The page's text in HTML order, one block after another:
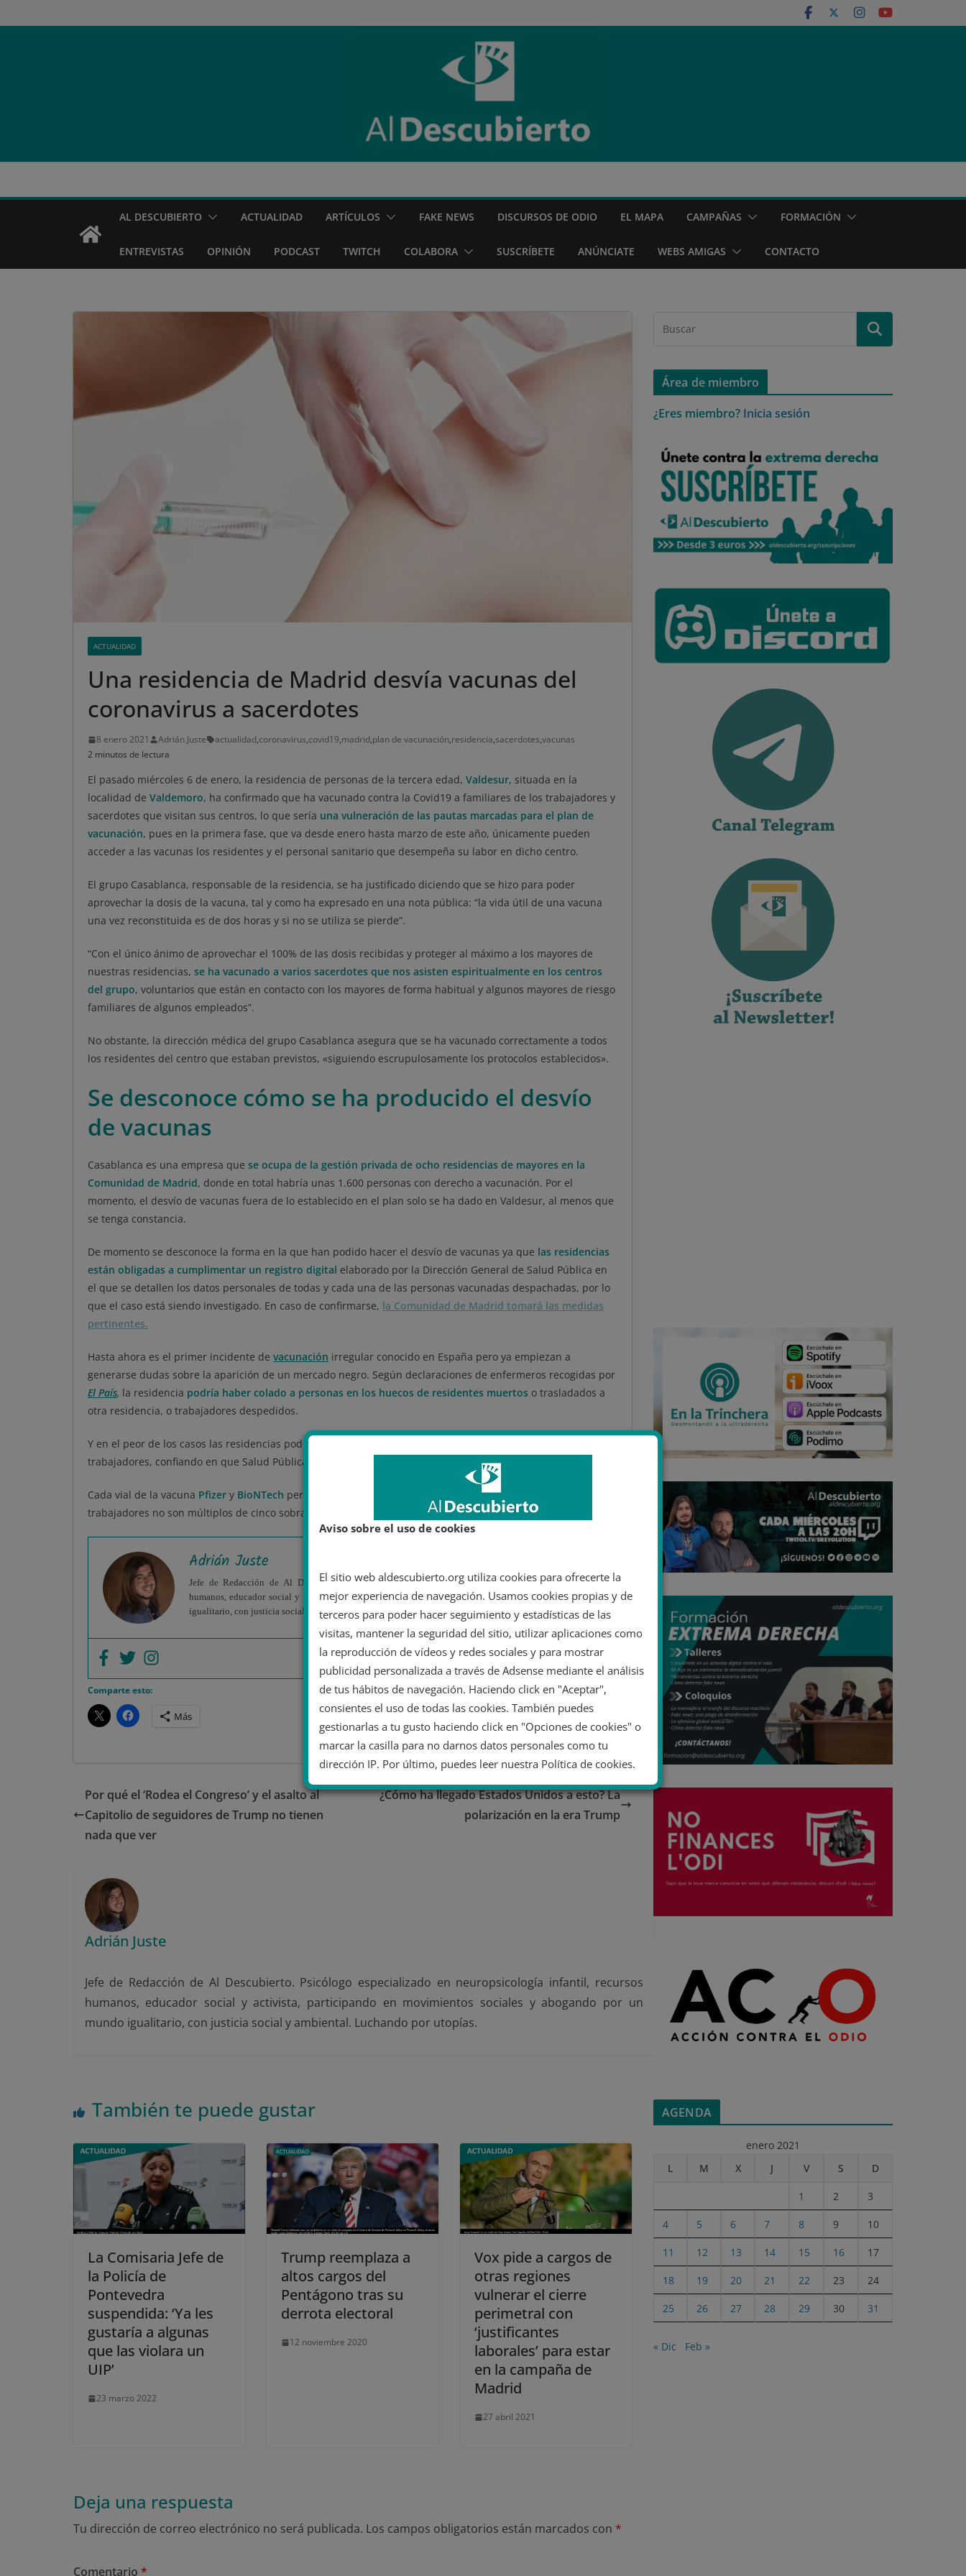
al
AL DESCUBIERTO ACTUALIDAD ARTÍCULOS FAKE NEWS DISCURSOS DE ODIO EL MAPA CAMPAÑAS FORMACIÓN
ENTREVISTAS OPINIÓN PODCAST TWITCH COLABORA SUSCRÍBETE ANÚNCIATE WEBS AMIGAS CONTACTO
ACTUALIDAD
Una residencia de Madrid desvía vacunas del
coronavirus a sacerdotes
8 enero 2021 Adrián Juste actualidad,coronavirus,covid19,madrid,plan de vacunación,residencia,sacerdotes,vacunas
2 minutos de lectura
El pasado miércoles 6 de enero, la residencia de personas de la tercera edad, Valdesur, situada en la
localidad de Valdemoro, ha confirmado que ha vacunado contra la Covid19 a familiares de los trabajadores y
sacerdotes que visitan sus centros, lo que sería una vulneración de las pautas marcadas para el plan de
vacunación, pues en la primera fase, que va desde enero hasta marzo de este año, únicamente pueden
acceder a las vacunas los residentes y el personal sanitario que desempeña su labor en dicho centro.
El grupo Casablanca, responsable de la residencia, se ha justificado diciendo que se hizo para poder
aprovechar la dosis de la vacuna, tal y como ha expresado en una nota pública: “la vida útil de una vacuna
una vez reconstituida es de dos horas y si no se utiliza se pierde”.
“Con el único ánimo de aprovechar el 100% de las dosis recibidas y proteger al máximo a los mayores de
nuestras residencias, se ha vacunado a varios sacerdotes que nos asisten espiritualmente en los centros
del grupo, voluntarios que están en contacto con los mayores de forma habitual y algunos mayores de riesgo
familiares de algunos empleados”.
No obstante, la dirección médica del grupo Casablanca asegura que se ha vacunado correctamente a todos
los residentes del centro que estaban previstos, «siguiendo escrupulosamente los protocolos establecidos».
Se desconoce cómo se ha producido el desvío
de vacunas
Casablanca es una empresa que se ocupa de la gestión privada de ocho residencias de mayores en la
Comunidad de Madrid, donde en total habría unas 1.600 personas con derecho a vacunación. Por el
momento, el desvío de vacunas fuera de lo establecido en el plan solo se ha dado en Valdesur, al menos que
se tenga constancia.
De momento se desconoce la forma en la que han podido hacer el desvío de vacunas ya que las residencias
están obligadas a cumplimentar un registro digital elaborado por la Dirección General de Salud Pública en
el que se detallen los datos personales de todas y cada una de las personas vacunadas despachadas, por lo
que el caso está siendo investigado. En caso de confirmarse, la Comunidad de Madrid tomará las medidas
pertinentes.
Hasta ahora es el primer incidente de vacunación irregular conocido en España pero ya empiezan a
generarse dudas sobre la aparición de un mercado negro. Según declaraciones de enfermeros recogidas por
El País, la residencia podría haber colado a personas en los huecos de residentes muertos o trasladados a
otra residencia, o trabajadores despedidos.
Y en el peor de los casos las residencias podrían haber incluido en el listado a familiares como si fueran
trabajadores, confiando en que Salud Pública no iba a cruzar ese listado con ningún otro registro.
Cada vial de la vacuna Pfizer y BioNTech permite poner hasta cinco vacunas, por lo que si residentes y
trabajadores no son múltiplos de cinco sobran dosis que las residencias podrían aprovechar.
Adrián Juste
Jefe de Redacción de Al Descubierto. Psicólogo especializado en neuropsicología infantil, recursos
humanos, educador social y activista, participando en movimientos sociales y abogando por un mundo
igualitario, con justicia social y ambiental. Luchando por utopías.
Comparte esto:
Más
Por qué el ‘Rodea el Congreso’ y el asalto al
Capitolio de seguidores de Trump no tienen
nada que ver
¿Cómo ha llegado Estados Unidos a esto? La
polarización en la era Trump
Adrián Juste
Jefe de Redacción de Al Descubierto. Psicólogo especializado en neuropsicología infantil, recursos
humanos, educador social y activista, participando en movimientos sociales y abogando por un
mundo igualitario, con justicia social y ambiental. Luchando por utopías.
También te puede gustar
La Comisaria Jefe de
la Policía de
Pontevedra
suspendida: ‘Ya les
gustaría a algunas
que las violara un
UIP’
23 marzo 2022
Trump reemplaza a
altos cargos del
Pentágono tras su
derrota electoral
12 noviembre 2020
Vox pide a cargos de
otras regiones
vulnerar el cierre
perimetral con
‘justificantes
laborales’ para estar
en la campaña de
Madrid
27 abril 2021
Deja una respuesta
Tu dirección de correo electrónico no será publicada. Los campos obligatorios están marcados con *
Comentario *
Área de miembro
¿Eres miembro? Inicia sesión
AGENDA
enero 2021
L
M X J V S D
1 2 3
4 5 6 7 8 9 10
11 12 13 14 15 16 17
18 19 20 21 22 23 24
25 26 27 28 29 30 31
« Dic Feb »
Aviso sobre el uso de cookies
El sitio web aldescubierto.org utiliza cookies para ofrecerte la
mejor experiencia de navegación. Usamos cookies propias y de
terceros para poder hacer seguimiento y estadísticas de las
visitas, mantener la seguridad del sitio, utilizar aplicaciones como
la reproducción de vídeos y redes sociales y para mostrar
publicidad personalizada a través de Adsense mediante el análisis
de tus hábitos de navegación. Haciendo click en "Aceptar",
consientes el uso de todas las cookies. También puedes
gestionarlas a tu gusto haciendo click en "Opciones de cookies" o
marcar la casilla para no darnos datos personales como tu
dirección IP. Por último, puedes leer nuestra Política de cookies.
No dar mi información personal